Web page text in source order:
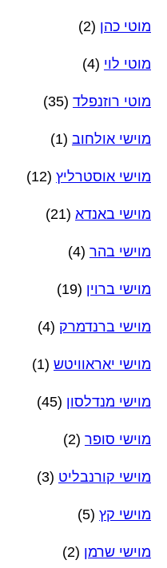
מוטי כהן (2)
מוטי לוי (4)
מוטי רוזנפלד (35)
מוישי אולחוב (1)
מוישי אוסטרליץ (12)
מוישי באנדא (21)
מוישי בהר (4)
מוישי ברוין (19)
מוישי ברנדמרק (4)
מוישי יאראוויטש (1)
מוישי מנדלסון (45)
מוישי סופר (2)
מוישי קורנבליט (3)
מוישי קץ (5)
מוישי שרמן (2)